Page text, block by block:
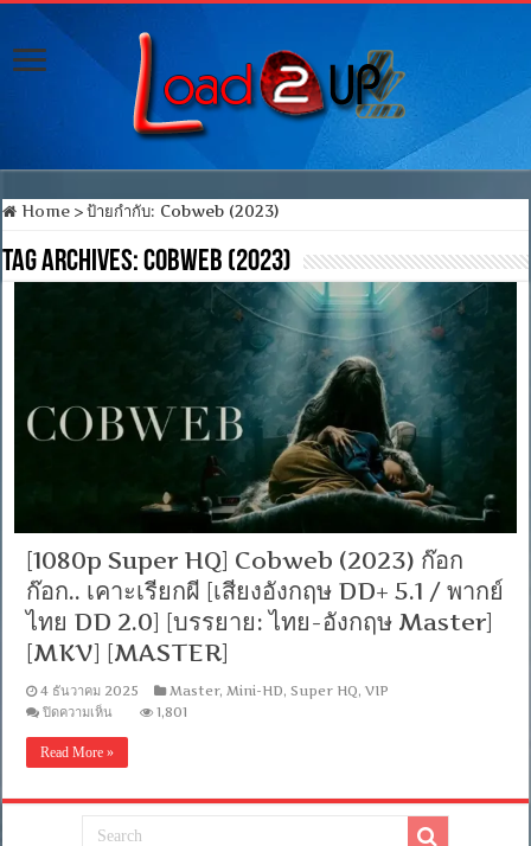
Home > ป้ายกำกับ: Cobweb (2023)
Tag Archives:Cobweb (2023)
[1080p Super HQ] Cobweb (2023) ก๊อก
ก๊อก.. เคาะเรียกผี [เสียงอังกฤษ DD+ 5.1 / พากย์
ไทย DD 2.0] [บรรยาย: ไทย-อังกฤษ Master]
[MKV] [MASTER]
4 ธันวาคม 2025 Master, Mini-HD,Super HQ,VIP
ปิดความเห็น
HQ]
(2023)
ก๊อก..
1,801
Read More »